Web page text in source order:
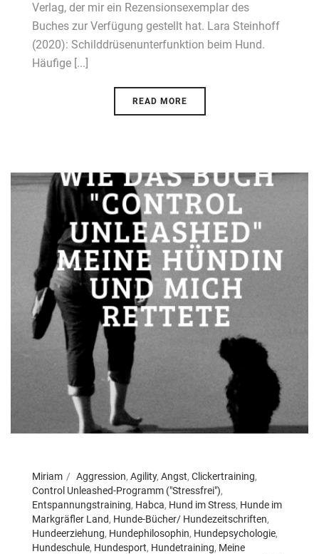
Verlag, der mir ein Rezensionsexemplar des
Buches zur Verfügung gestellt hat. Lara Steinhoff
(2020): Schilddrüsenunterfunktion beim Hund.
Häufige [...]
READ MORE
Miriam Aggression, Agility, Angst, Clickertraining,
Control Unleashed-Programm ("Stressfrei"),
Entspannungstraining, Habca, Hund im Stress, Hunde im
Markgräfler Land, Hunde-Bücher/ Hundezeitschriften,
Hundeerziehung, Hundephilosophin, Hundepsychologie,
Hundeschule, Hundesport, Hundetraining, Meine